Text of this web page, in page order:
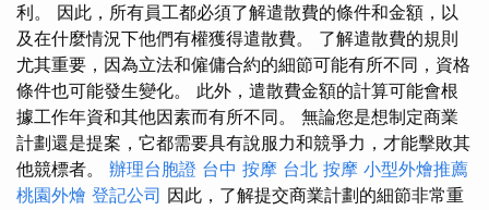
利。 因此，所有員工都必須了解遣散費的條件和金額，以
及在什麼情況下他們有權獲得遣散費。 了解遣散費的規則
尤其重要，因為立法和僱傭合約的細節可能有所不同，資格
條件也可能發生變化。 此外，遣散費金額的計算可能會根
據工作年資和其他因素而有所不同。 無論您是想制定商業
計劃還是提案，它都需要具有說服力和競爭力，才能擊敗其
他競標者。 辦理台胞證 台中 按摩 台北 按摩 小型外燴推薦
桃園外燴 登記公司 因此，了解提交商業計劃的細節非常重